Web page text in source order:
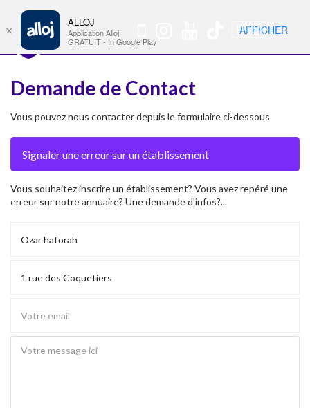
🇺🇸 Nav
Demande de Contact
Vous pouvez nous contacter depuis le formulaire ci-dessous
Vous souhaitez inscrire un établissement? Vous avez repéré une
erreur sur notre annuaire? Une demande d'infos?...
×
ALLOJ
Application Alloj
GRATUIT - In Google Play
AFFICHER